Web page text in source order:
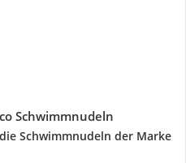
Schwimmnudeln
Schwimmnudeln der Marke